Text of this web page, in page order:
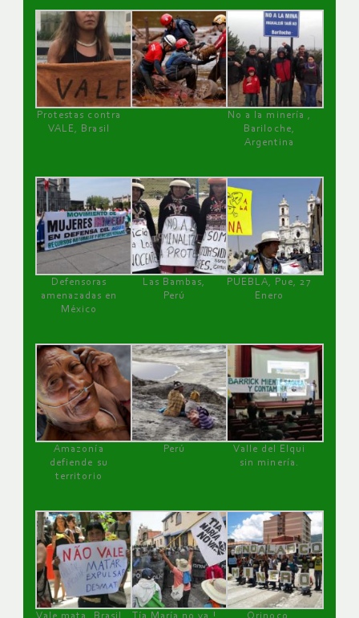
Protestas contra
VALE, Brasil
No a la minería ,
Bariloche,
Argentina
Defensoras
amenazadas en
México
Las Bambas,
Perú
PUEBLA, Pue, 27
Enero
Amazonía
defiende su
territorio
Perú
Valle del Elqui
sin minería.
Vale mata, Brasil Tía María no va ! Orinoco,